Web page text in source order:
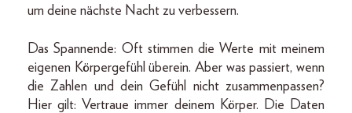
um deine nächste Nacht zu verbessern.
Das Spannende: Oft stimmen die Werte mit meinem
eigenen Körpergefühl überein. Aber was passiert, wenn
die Zahlen und dein Gefühl nicht zusammenpassen?
Hier gilt: Vertraue immer deinem Körper. Die Daten